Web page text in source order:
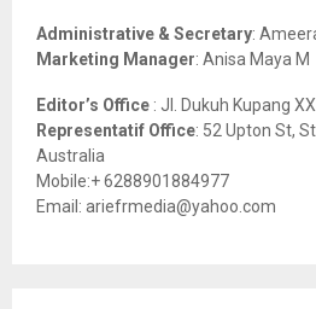
Administrative & Secretary:
Marketing Manager: Anisa Maya M
Editor’s Office : Jl. Dukuh Kupang
Representatif Office: 52 Upton St,
Australia
Mobile:+ 6288901884977
Email: ariefrmedia@yahoo.com